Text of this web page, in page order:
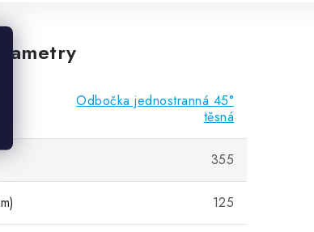
Odbočka jednostranná 45°
těsná
355
125